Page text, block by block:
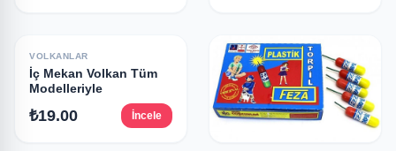
VOLKANLAR
İç Mekan Volkan Tüm
Modelleriyle
₺19.00 İncele